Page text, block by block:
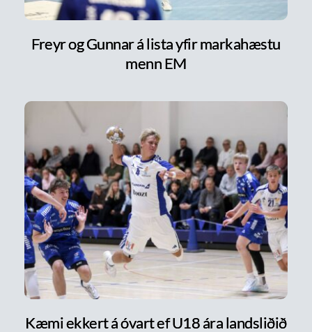
Freyr og Gunnar á lista yfir markahæstu
menn EM
Kæmi ekkert á óvart ef U18 ára landsliðið